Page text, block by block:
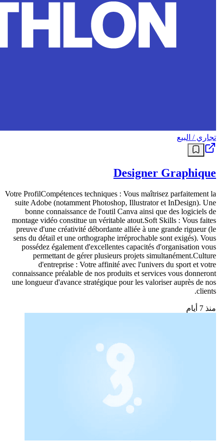
تجاري / البيع
Designer Graphique
Votre ProfilCompétences techniques : Vous maîtrisez parfaitement la
suite Adobe (notamment Photoshop, Illustrator et InDesign). Une
bonne connaissance de l'outil Canva ainsi que des logiciels de
montage vidéo constitue un véritable atout.Soft Skills : Vous faites
preuve d'une créativité débordante alliée à une grande rigueur (le
sens du détail et une orthographe irréprochable sont exigés). Vous
possédez également d'excellentes capacités d'organisation vous
permettant de gérer plusieurs projets simultanément.Culture
d'entreprise : Votre affinité avec l'univers du sport et votre
connaissance préalable de nos produits et services vous donneront
une longueur d'avance stratégique pour les valoriser auprès de nos
clients.
منذ 7 أيام